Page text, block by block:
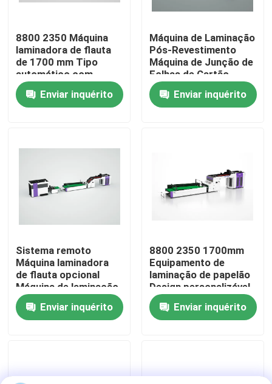
Para casa
Produtos
Sobre nós
Visita à fábrica
Controle de qualidade
Contacte-nos
Notícias
Casos
Máquina do laminador da flauta
8800 2350 Máquina
laminadora de flauta
de 1700 mm Tipo
automático com
sistema remoto
opcional Projetado
para a indústria de
Enviar inquérito
Máquina de Laminação
Pós-Revestimento
Máquina de Junção de
Folhas de Cartão
Laminadora
Automática de Ondas
Aumenta a Velocidade
Enviar inquérito
Sistema remoto
Máquina laminadora
de flauta opcional
Máquina de laminação
de revestimento de
pós Tamanho 8800
2350 1700mm
Enviar inquérito
8800 2350 1700mm
Equipamento de
laminação de papelão
Design personalizável
que oferece
desempenho de
laminação e fácil
Enviar inquérito